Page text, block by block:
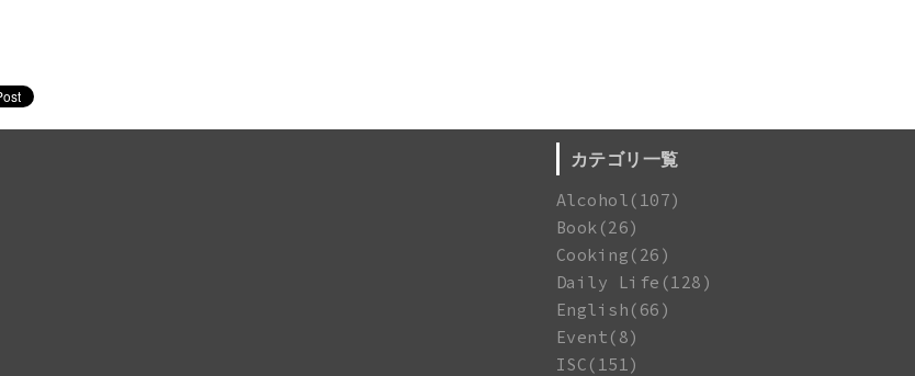
カテゴリ一覧
Alcohol(107)
Book(26)
Cooking(26)
Daily Life(128)
English(66)
Event(8)
ISC(151)